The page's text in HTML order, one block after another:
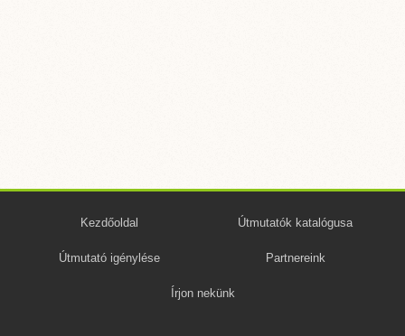
Kezdőoldal Útmutatók katalógusa
Útmutató igénylése Partnereink
Írjon nekünk